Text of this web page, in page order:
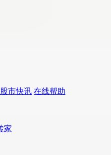
股市快讯 在线帮助
家